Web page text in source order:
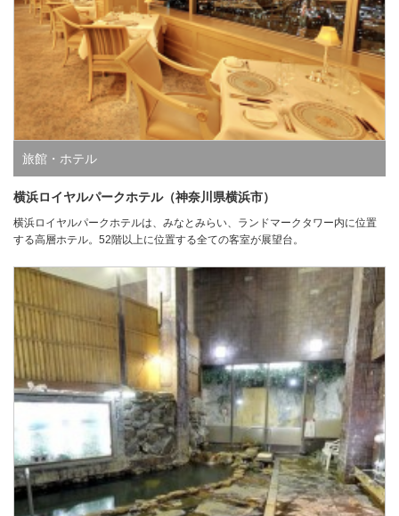
旅館・ホテル
横浜ロイヤルパークホテル（神奈川県横浜市）
横浜ロイヤルパークホテルは、みなとみらい、ランドマークタワー内に位置
する高層ホテル。52階以上に位置する全ての客室が展望台。